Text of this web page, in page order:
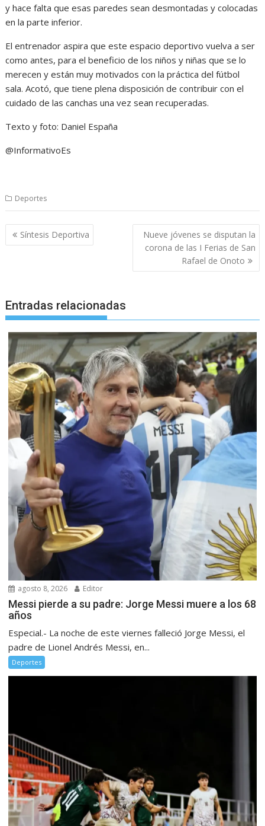
y hace falta que esas paredes sean desmontadas y colocadas
en la parte inferior.
El entrenador aspira que este espacio deportivo vuelva a ser
como antes, para el beneficio de los niños y niñas que se lo
merecen y están muy motivados con la práctica del fútbol
sala. Acotó, que tiene plena disposición de contribuir con el
cuidado de las canchas una vez sean recuperadas.
Texto y foto: Daniel España
@InformativoEs
Deportes
Navegación
de
Síntesis Deportiva
Nueve jóvenes se disputan la
corona de las I Ferias de San
Rafael de Onoto
Entradas relacionadas
agosto 8, 2026 Editor
Messi pierde a su padre: Jorge Messi muere a los 68
años
Especial.- La noche de este viernes falleció Jorge Messi, el
padre de Lionel Andrés Messi, en...
Deportes